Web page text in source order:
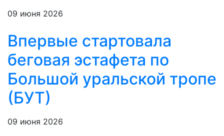
09 июня 2026
Впервые стартовала
беговая эстафета по
Большой уральской тропе
(БУТ)
09 июня 2026